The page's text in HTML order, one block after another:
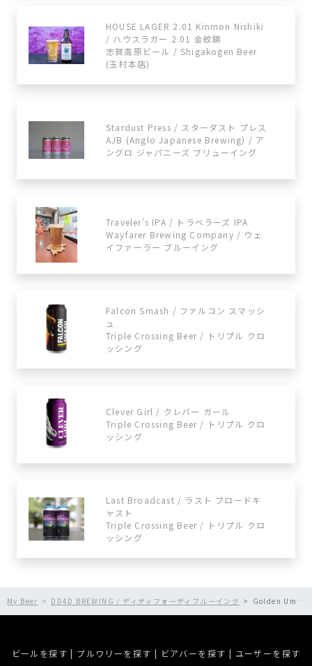
HOUSE LAGER 2.01 Kinmon Nishiki
/ ハウスラガー 2.01 金紋錦
志賀高原ビール / Shigakogen Beer
(玉村本店)
Stardust Press / スターダスト プレス
AJB (Anglo Japanese Brewing) / ア
ングロ ジャパニーズ ブリューイング
Traveler’s IPA / トラベラーズ IPA
Wayfarer Brewing Company / ウェ
イファーラー ブルーイング
Falcon Smash / ファルコン スマッシ
ュ
Triple Crossing Beer / トリプル クロ
ッシング
Clever Girl / クレバー ガール
Triple Crossing Beer / トリプル クロ
ッシング
Last Broadcast / ラスト ブロードキ
ャスト
Triple Crossing Beer / トリプル クロ
ッシング
My Beer DD4D BREWING / ディディフォーディブルーイング Golden Umami / ゴールデン うまみ
ビールを探す | ブルワリーを探す | ビアバーを探す | ユーザーを探す